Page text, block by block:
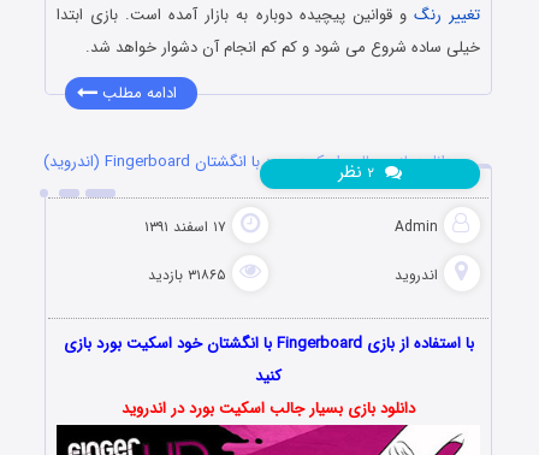
تغییر رنگ و قوانین پیچیده دوباره به بازار آمده است. بازی ابتدا
خیلی ساده شروع می شود و کم کم انجام آن دشوار خواهد شد.
ادامه مطلب
دانلود بازی جالب اسکیت بورد با انگشتان Fingerboard (اندروید)
Admin ۱۷ اسفند ۱۳۹۱
اندروید ۳۱۸۶۵ بازدید
۲ نظر
با استفاده از بازی Fingerboard با انگشتان خود اسکیت بورد بازی
کنید
دانلود بازی بسیار جالب اسکیت بورد در اندروید